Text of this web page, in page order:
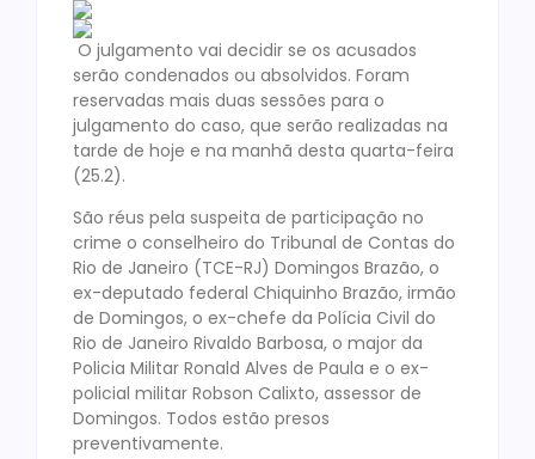
O julgamento vai decidir se os acusados
serão condenados ou absolvidos. Foram
reservadas mais duas sessões para o
julgamento do caso, que serão realizadas na
tarde de hoje e na manhã desta quarta-feira
(25.2).
São réus pela suspeita de participação no
crime o conselheiro do Tribunal de Contas do
Rio de Janeiro (TCE-RJ) Domingos Brazão, o
ex-deputado federal Chiquinho Brazão, irmão
de Domingos, o ex-chefe da Polícia Civil do
Rio de Janeiro Rivaldo Barbosa, o major da
Policia Militar Ronald Alves de Paula e o ex-
policial militar Robson Calixto, assessor de
Domingos. Todos estão presos
preventivamente.